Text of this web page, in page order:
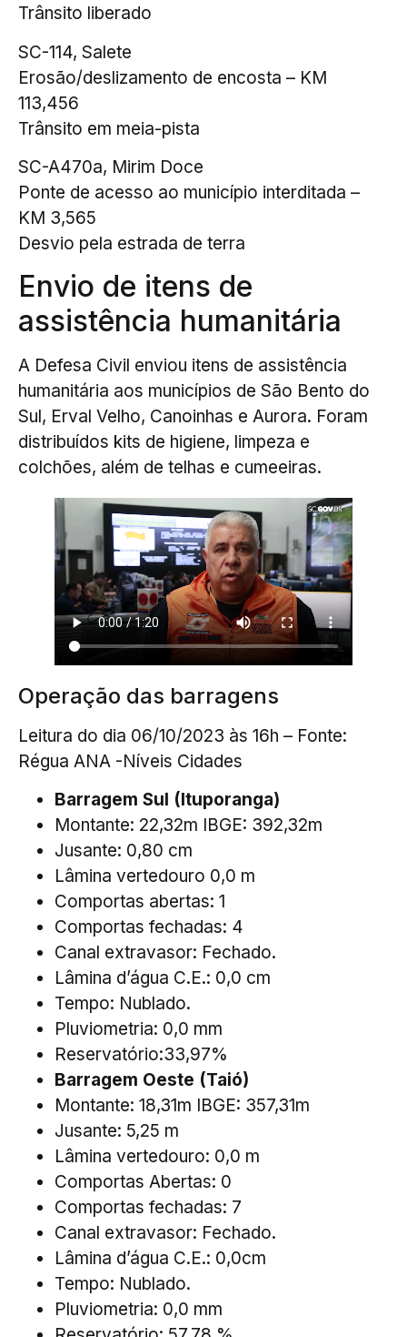
Trânsito liberado
SC-114, Salete
Erosão/deslizamento de encosta – KM
113,456
Trânsito em meia-pista
SC-A470a, Mirim Doce
Ponte de acesso ao município interditada –
KM 3,565
Desvio pela estrada de terra
Envio de itens de
assistência humanitária
A Defesa Civil enviou itens de assistência
humanitária aos municípios de São Bento do
Sul, Erval Velho, Canoinhas e Aurora. Foram
distribuídos kits de higiene, limpeza e
colchões, além de telhas e cumeeiras.
Operação das barragens
Leitura do dia 06/10/2023 às 16h – Fonte:
Régua ANA -Níveis Cidades
Barragem Sul (Ituporanga)
Montante: 22,32m IBGE: 392,32m
Jusante: 0,80 cm
Lâmina vertedouro 0,0 m
Comportas abertas: 1
Comportas fechadas: 4
Canal extravasor: Fechado.
Lâmina d’água C.E.: 0,0 cm
Tempo: Nublado.
Pluviometria: 0,0 mm
Reservatório:33,97%
Barragem Oeste (Taió)
Montante: 18,31m IBGE: 357,31m
Jusante: 5,25 m
Lâmina vertedouro: 0,0 m
Comportas Abertas: 0
Comportas fechadas: 7
Canal extravasor: Fechado.
Lâmina d’água C.E.: 0,0cm
Tempo: Nublado.
Pluviometria: 0,0 mm